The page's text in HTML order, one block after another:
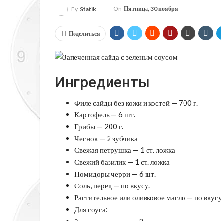
By Statik On Пятница, 30 ноября
Поделиться
Ингредиенты
Филе сайды без кожи и костей — 700 г.
Картофель — 6 шт.
Грибы — 200 г.
Чеснок — 2 зубчика
Свежая петрушка — 1 ст. ложка
Свежий базилик — 1 ст. ложка
Помидоры черри — 6 шт.
Соль, перец — по вкусу.
Растительное или оливковое масло — по
Для соуса: